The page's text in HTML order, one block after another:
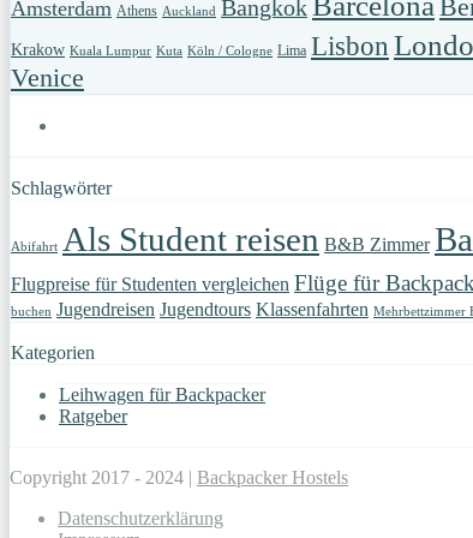
Amsterdam Athens Auckland Bangkok
Krakow Kuala Lumpur Kuta Köln / Cologne Lima Lisbon
Venice
Schlagwörter
Abifahrt Als Student reisen B&B Zimmer
Flugpreise für Studenten vergleichen Flüge für
buchen Jugendreisen Jugendtours Klassenfahrten Mehrbettzimmer
Kategorien
Leihwagen für Backpacker
Ratgeber
Copyright 2017 - 2024 | Backpacker Hostels
Datenschutzerklärung